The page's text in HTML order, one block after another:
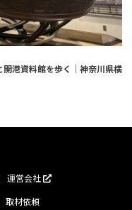
港資料館を歩く｜神奈川県横
運営会社
取材依頼